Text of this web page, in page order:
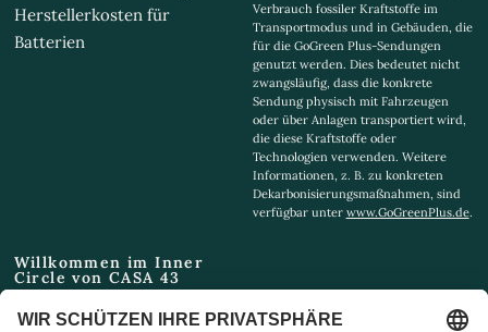
Herstellerkosten für
Batterien
Verbrauch fossiler Kraftstoffe im
Transportmodus und in Gebäuden, die
für die GoGreen Plus-Sendungen
genutzt werden. Dies bedeutet nicht
zwangsläufig, dass die konkrete
Sendung physisch mit Fahrzeugen
oder über Anlagen transportiert wird,
die diese Kraftstoffe oder
Technologien verwenden. Weitere
Informationen, z. B. zu konkreten
Dekarbonisierungsmaßnahmen, sind
verfügbar unter www.GoGreenPlus.de.
Willkommen im Inner
Circle von CASA 43
Email